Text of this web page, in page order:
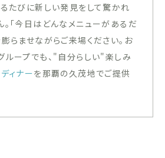
るたびに新しい発見をして驚かれ
「今日はどんなメニューがあるだ
らませながらご来場ください。お
ループでも、"自分らしい"楽しみ
ディナーを那覇の久茂地でご提供